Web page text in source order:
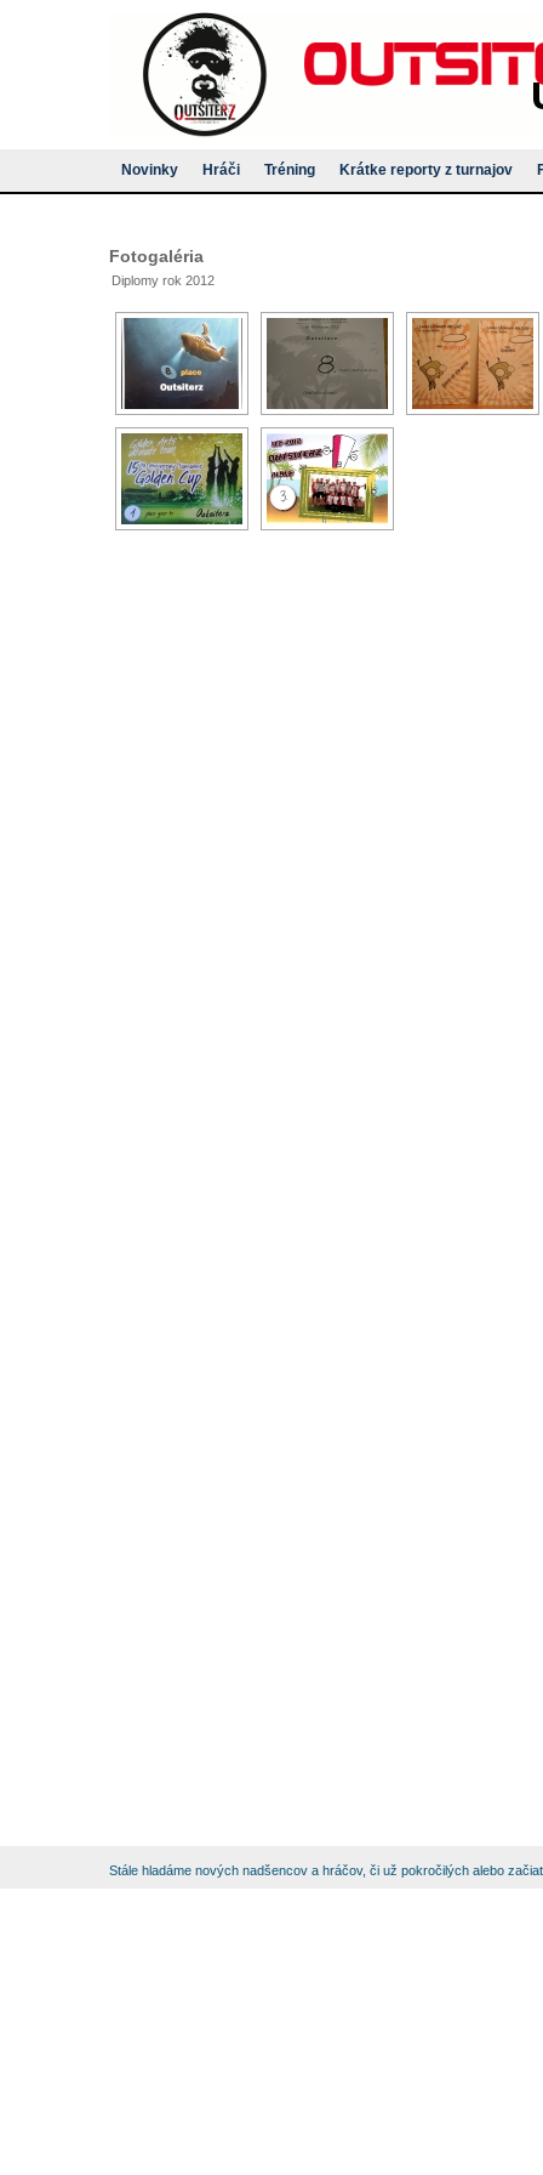
Novinky Hráči Tréning Krátke reporty z turnajov
Fotogaléria
Diplomy rok 2012
Stále hladáme nových nadšencov a hráčov, či už pokročilých alebo